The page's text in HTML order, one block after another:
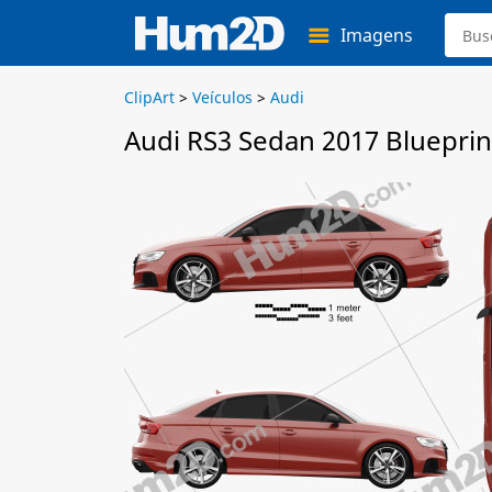
Imagens
ClipArt > Veículos > Audi
Audi RS3 Sedan 2017